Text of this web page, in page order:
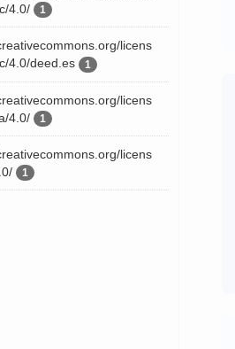
4.0/
1
licens
4.0/deed.es
1
licens
4.0/
1
licens
1